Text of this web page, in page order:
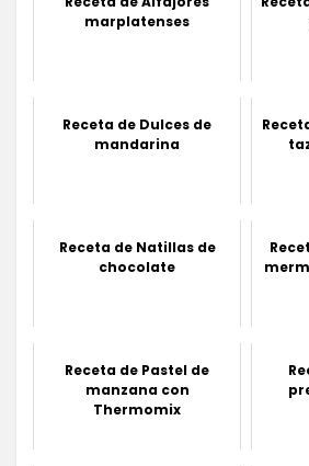
marplatenses
Receta de Dulces de
mandarina
Receta de Natillas de
chocolate
Receta de Pastel de
manzana con
Thermomix